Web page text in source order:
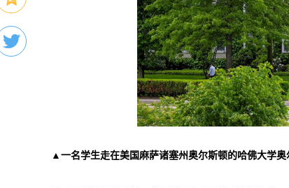
▲一名学生走在美国麻萨诸塞州奥尔斯顿的哈佛大学奥